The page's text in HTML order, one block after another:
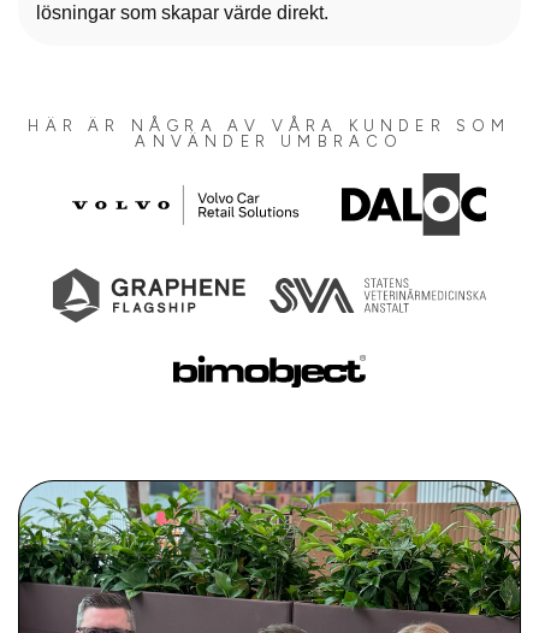
lösningar som skapar värde direkt.
HÄR ÄR NÅGRA AV VÅRA KUNDER SOM
ANVÄNDER UMBRACO